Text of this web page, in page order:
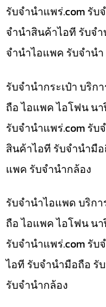
รับจํานําแพร่.com รับ
จำนำสินค้าไอที รับจ
จำนำไอแพค รับจำนำ
รับจำนำกระเป๋า บริ
ถือ ไอแพค ไอโฟน น
รับจํานําแพร่.com รับ
สินค้าไอที รับจำนำมื
แพค รับจำนำกล้อง
รับจำนำไอแพด บริก
ถือ ไอแพค ไอโฟน น
รับจํานําแพร่.com รั
ไอที รับจำนำมือถือ รั
รับจำนำกล้อง